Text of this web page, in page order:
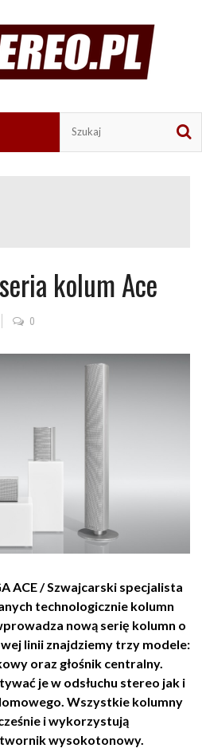
kolum Ace
0
ACE / Szwajcarski specjalista
technologicznie kolumn
nową serię kolumn o
linii znajdziemy trzy modele:
oraz głośnik centralny.
je w odsłuchu stereo jak i
Wszystkie kolumny
i wykorzystują
wysokotonowy.